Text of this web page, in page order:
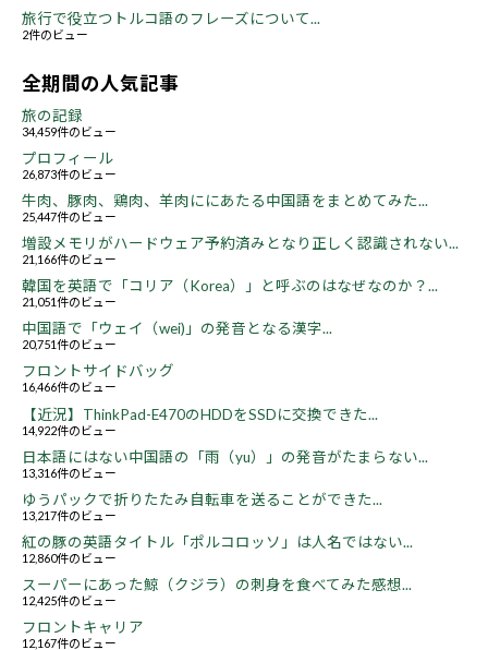
旅行で役立つトルコ語のフレーズについて...
2件のビュー
全期間の人気記事
旅の記録
34,459件のビュー
プロフィール
26,873件のビュー
牛肉、豚肉、鶏肉、羊肉ににあたる中国語をまとめてみた...
25,447件のビュー
増設メモリがハードウェア予約済みとなり正しく認識されない...
21,166件のビュー
韓国を英語で「コリア（Korea）」と呼ぶのはなぜなのか？...
21,051件のビュー
中国語で「ウェイ（wei)」の発音となる漢字...
20,751件のビュー
フロントサイドバッグ
16,466件のビュー
【近況】ThinkPad-E470のHDDをSSDに交換できた...
14,922件のビュー
日本語にはない中国語の「雨（yu）」の発音がたまらない...
13,316件のビュー
ゆうパックで折りたたみ自転車を送ることができた...
13,217件のビュー
紅の豚の英語タイトル「ポルコロッソ」は人名ではない...
12,860件のビュー
スーパーにあった鯨（クジラ）の刺身を食べてみた感想...
12,425件のビュー
フロントキャリア
12,167件のビュー